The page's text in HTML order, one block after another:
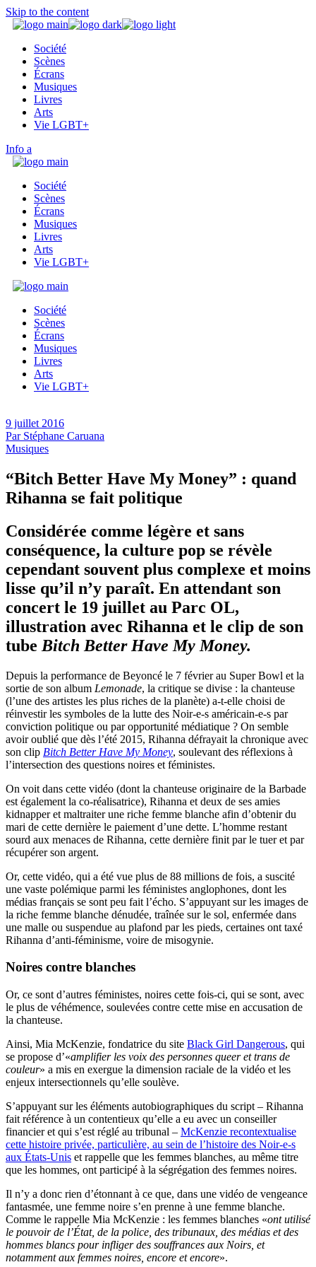
Skip to the content
Société
Scènes
Écrans
Musiques
Livres
Arts
Vie LGBT+
Info
Société
Scènes
Écrans
Musiques
Livres
Arts
Vie LGBT+
Société
Scènes
Écrans
Musiques
Livres
Arts
Vie LGBT+
9 juillet 2016
Par Stéphane Caruana
Musiques
“Bitch Better Have My Money” : quand
Rihanna se fait politique
Considérée comme légère et sans
conséquence, la culture pop se révèle
cependant souvent plus complexe et moins
lisse qu’il n’y paraît. En attendant son
concert le 19 juillet au Parc OL,
illustration avec Rihanna et le clip de son
tube Bitch Better Have My Money.
Depuis la performance de Beyoncé le 7 février au Super Bowl et la
sortie de son album Lemonade, la critique se divise : la chanteuse
(l’une des artistes les plus riches de la planète) a-t-elle choisi de
réinvestir les symboles de la lutte des Noir-e-s américain-e-s par
conviction politique ou par opportunité médiatique ? On semble
avoir oublié que dès l’été 2015, Rihanna défrayait la chronique avec
son clip Bitch Better Have My Money, soulevant des réflexions à
l’intersection des questions noires et féministes.
On voit dans cette vidéo (dont la chanteuse originaire de la Barbade
est également la co-réalisatrice), Rihanna et deux de ses amies
kidnapper et maltraiter une riche femme blanche afin d’obtenir du
mari de cette dernière le paiement d’une dette. L’homme restant
sourd aux menaces de Rihanna, cette dernière finit par le tuer et par
récupérer son argent.
Or, cette vidéo, qui a été vue plus de 88 millions de fois, a suscité
une vaste polémique parmi les féministes anglophones, dont les
médias français se sont peu fait l’écho. S’appuyant sur les images de
la riche femme blanche dénudée, traînée sur le sol, enfermée dans
une malle ou suspendue au plafond par les pieds, certaines ont taxé
Rihanna d’anti-féminisme, voire de misogynie.
Noires contre blanches
Or, ce sont d’autres féministes, noires cette fois-ci, qui se sont, avec
le plus de véhémence, soulevées contre cette mise en accusation de
la chanteuse.
Ainsi, Mia McKenzie, fondatrice du site Black Girl Dangerous, qui
se propose d’«amplifier les voix des personnes queer et trans de
couleur» a mis en exergue la dimension raciale de la vidéo et les
enjeux intersectionnels qu’elle soulève.
S’appuyant sur les éléments autobiographiques du script – Rihanna
fait référence à un contentieux qu’elle a eu avec un conseiller
financier et qui s’est réglé au tribunal – McKenzie recontextualise
cette histoire privée, particulière, au sein de l’histoire des Noir-e-s
aux États-Unis et rappelle que les femmes blanches, au même titre
que les hommes, ont participé à la ségrégation des femmes noires.
Il n’y a donc rien d’étonnant à ce que, dans une vidéo de vengeance
fantasmée, une femme noire s’en prenne à une femme blanche.
Comme le rappelle Mia McKenzie : les femmes blanches «ont utilisé
le pouvoir de l’État, de la police, des tribunaux, des médias et des
hommes blancs pour infliger des souffrances aux Noirs, et
notamment aux femmes noires, encore et encore».